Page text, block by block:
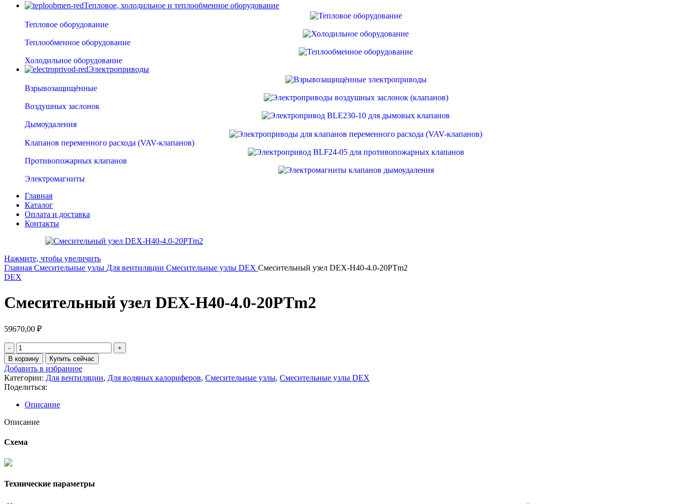
Тепловое, холодильное и теплообменное оборудование
Тепловое оборудование
Теплообменное оборудование
Холодильное оборудование
Электроприводы
Взрывозащищённые
Воздушных заслонок
Дымоудаления
Клапанов переменного расхода (VAV-клапанов)
Противопожарных клапанов
Электромагниты
Главная
Каталог
Оплата и доставка
Контакты
Нажмите, чтобы увеличить
Главная Смесительные узлы Для вентиляции Смесительные узлы DEX Смесительный узел DEX-H40-4.0-20PTm2
DEX
Смесительный узел DEX-H40-4.0-20PTm2
59670,00 ₽
В корзину Купить сейчас
Добавить в избранное
Категории: Для вентиляции, Для водяных калориферов, Смесительные узлы, Смесительные узлы DEX
Поделиться:
Описание
Описание
Схема
Технические параметры